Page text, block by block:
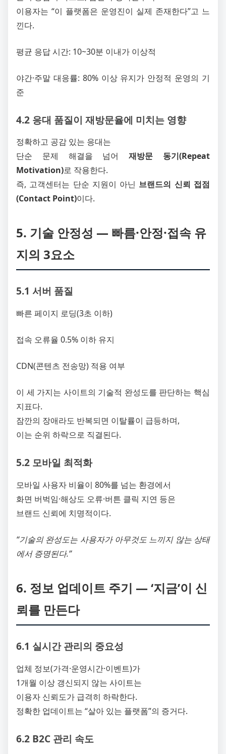
이용자는 “이 플랫폼은 운영진이 실제 존재한다”고 느
낀다.
평균 응답 시간: 10~30분 이내가 이상적
야간·주말 대응률: 80% 이상 유지가 안정적 운영의 기
준
4.2 응대 품질이 재방문율에 미치는 영향
정확하고 공감 있는 응대는
단순 문제 해결을 넘어재방문 동기(Repeat
Motivation)로 작용한다.
즉, 고객센터는 단순 지원이 아닌 브랜드의 신뢰 접점
(Contact Point)이다.
5. 기술 안정성 ― 빠름·안정·접속 유
지의 3요소
5.1 서버 품질
빠른 페이지 로딩(3초 이하)
접속 오류율 0.5% 이하 유지
CDN(콘텐츠 전송망) 적용 여부
이 세 가지는 사이트의 기술적 완성도를 판단하는 핵심
지표다.
잠깐의 장애라도 반복되면 이탈률이 급등하며,
이는 순위 하락으로 직결된다.
5.2 모바일 최적화
모바일 사용자 비율이 80%를 넘는 환경에서
화면 버벅임·해상도 오류·버튼 클릭 지연 등은
브랜드 신뢰에 치명적이다.
“기술의 완성도는 사용자가 아무것도 느끼지 않는 상태
에서 증명된다.”
6. 정보 업데이트 주기 ― ‘지금’이 신
뢰를 만든다
6.1 실시간 관리의 중요성
업체 정보(가격·운영시간·이벤트)가
1개월 이상 갱신되지 않는 사이트는
이용자 신뢰도가 급격히 하락한다.
정확한 업데이트는 “살아 있는 플랫폼”의 증거다.
6.2 B2C 관리 속도